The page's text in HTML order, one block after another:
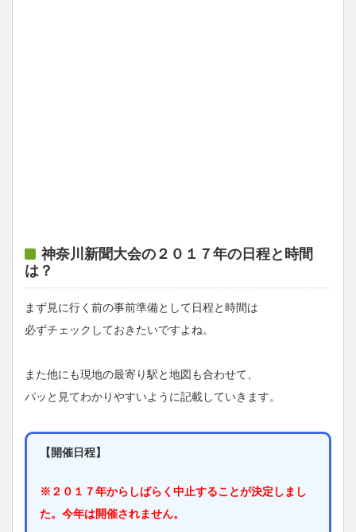
神奈川新聞大会の２０１７年の日程と時間
は？
まず見に行く前の事前準備として日程と時間は
必ずチェックしておきたいですよね。
また他にも現地の最寄り駅と地図も合わせて、
パッと見てわかりやすいように記載していきます。
【開催日程】
※２０１７年からしばらく中止することが決定しまし
た。今年は開催されません。